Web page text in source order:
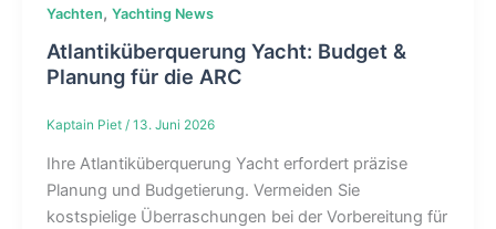
Yachten, Yachting News
Atlantiküberquerung Yacht: Budget &
Planung für die ARC
Kaptain Piet / 13. Juni 2026
Ihre Atlantiküberquerung Yacht erfordert präzise
Planung und Budgetierung. Vermeiden Sie
kostspielige Überraschungen bei der Vorbereitung für